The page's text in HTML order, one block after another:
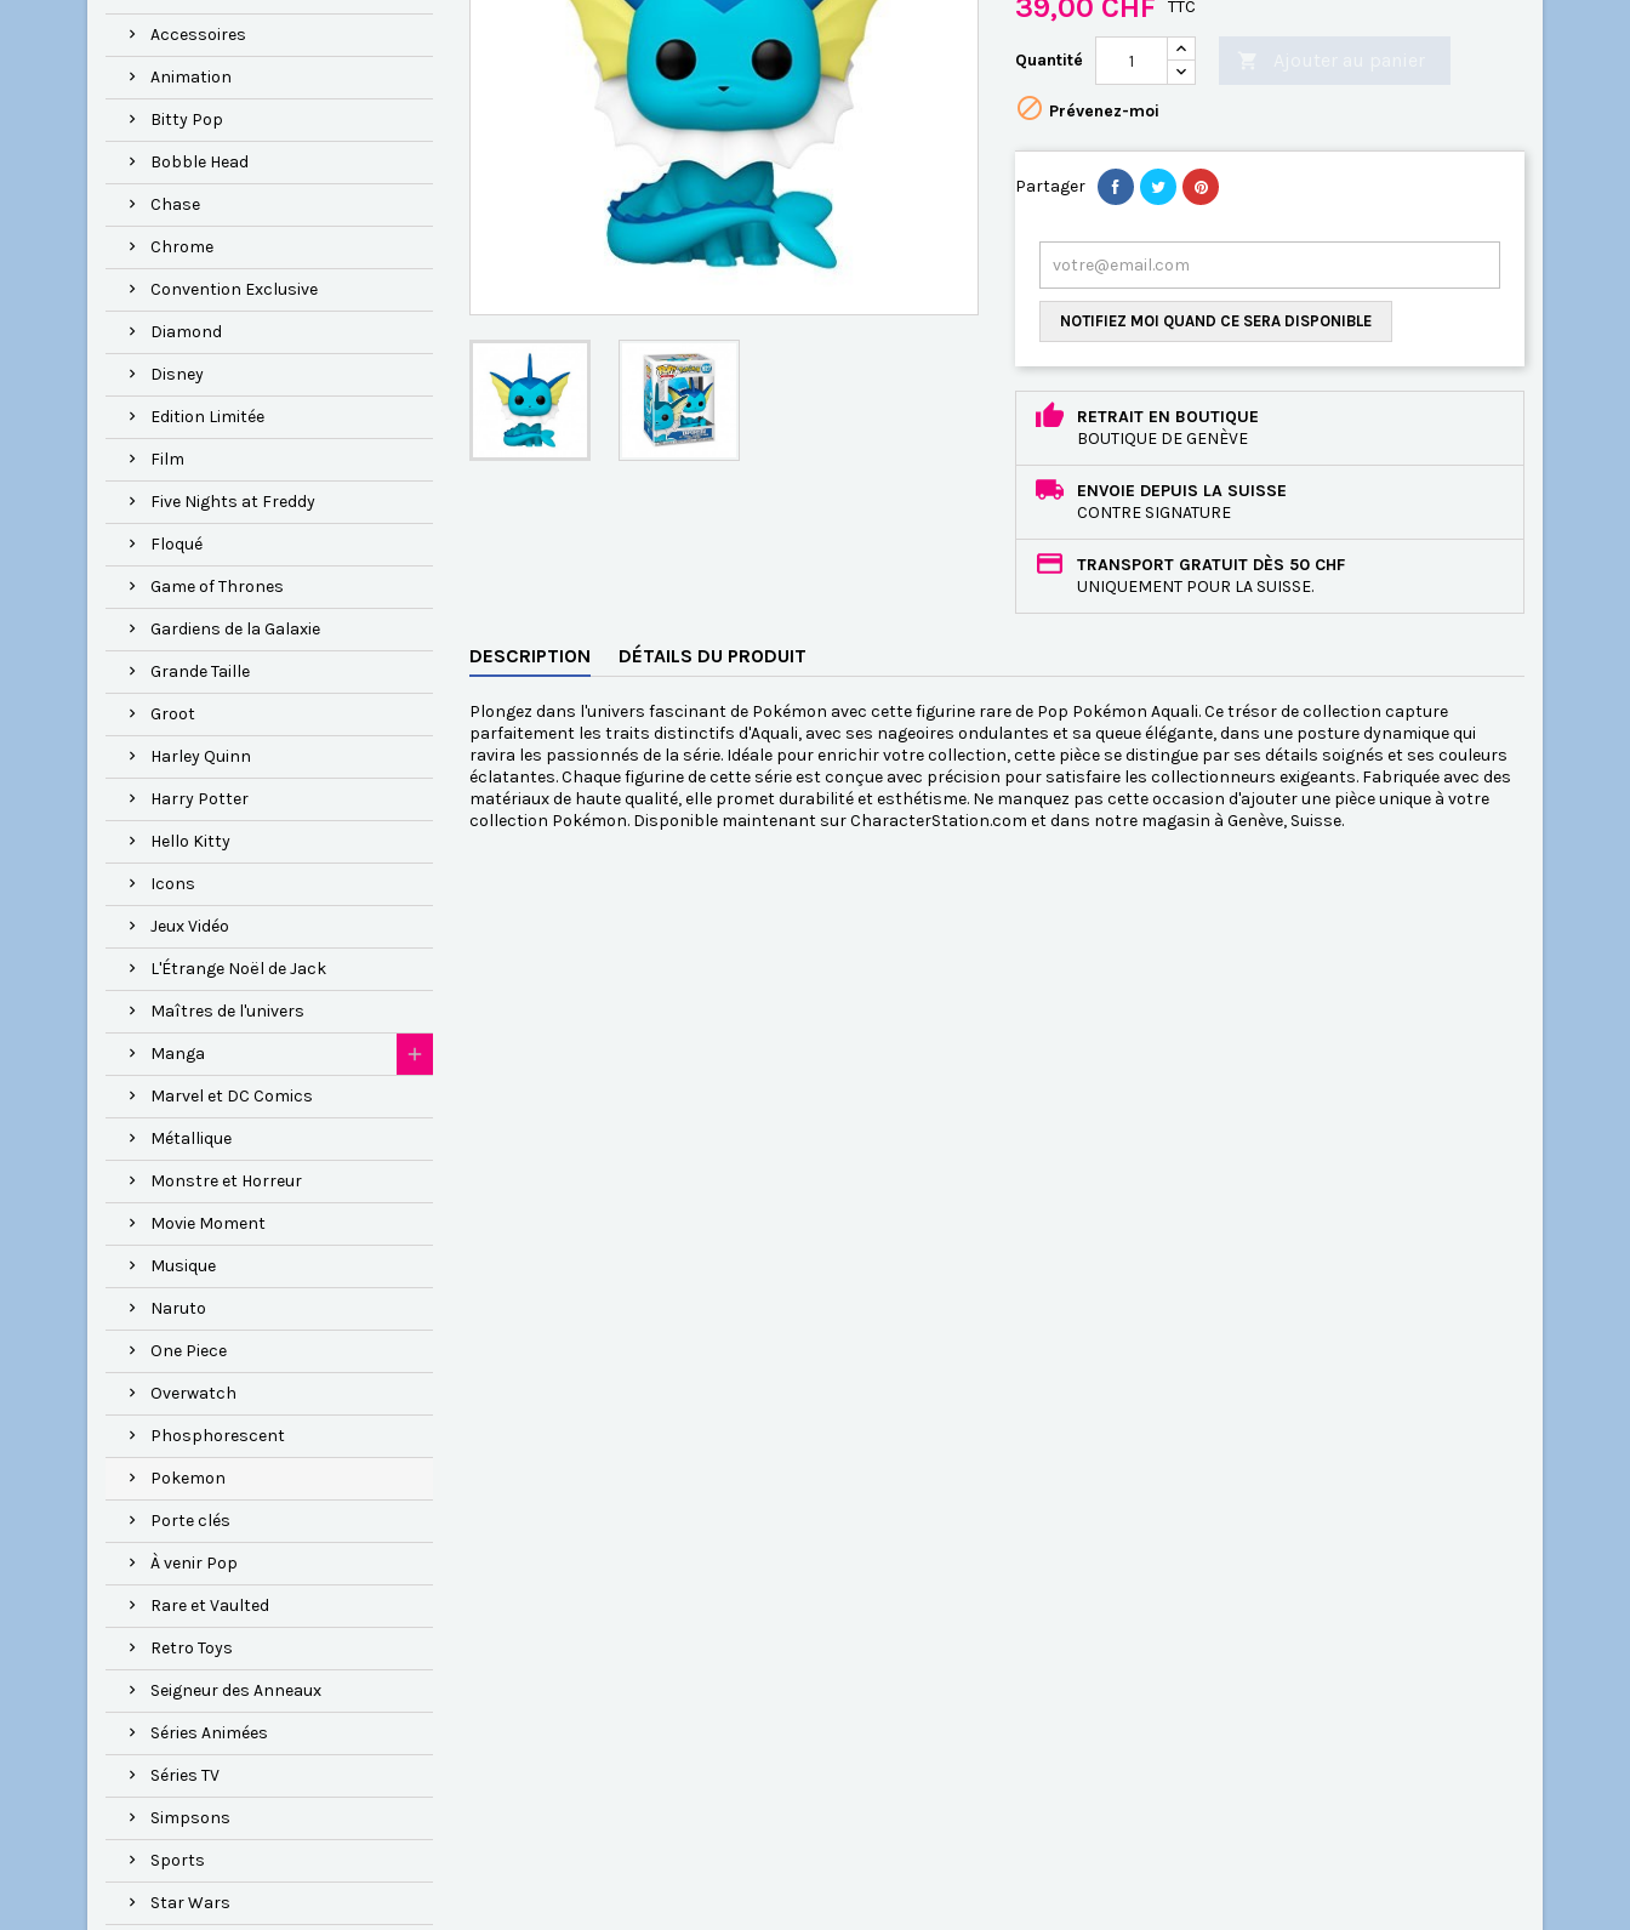
Accessoires
Animation
Bitty Pop
Bobble Head
Chase
Chrome
Convention Exclusive
Diamond
Disney
Edition Limitée
Film
Five Nights at Freddy
Floqué
Game of Thrones
Gardiens de la Galaxie
Grande Taille
Groot
Harley Quinn
Harry Potter
Hello Kitty
Icons
Jeux Vidéo
L'Étrange Noël de Jack
Maîtres de l'univers
Manga
Marvel et DC Comics
Métallique
Monstre et Horreur
Movie Moment
Musique
Naruto
One Piece
Overwatch
Phosphorescent
Pokemon
Porte clés
À venir Pop
Rare et Vaulted
Retro Toys
Seigneur des Anneaux
Séries Animées
Séries TV
Simpsons
Sports
Star Wars
39,00 CHF TTC
Quantité
 Prévenez-moi
Partager
NOTIFIEZ MOI QUAND CE SERA DISPONIBLE
RETRAIT EN BOUTIQUE
BOUTIQUE DE GENÈVE
ENVOIE DEPUIS LA SUISSE
CONTRE SIGNATURE
TRANSPORT GRATUIT DÈS 50 CHF
UNIQUEMENT POUR LA SUISSE.
DESCRIPTION DÉTAILS DU PRODUIT
Plongez dans l'univers fascinant de Pokémon avec cette figurine rare de Pop Pokémon Aquali. Ce trésor de collection capture
parfaitement les traits distinctifs d'Aquali, avec ses nageoires ondulantes et sa queue élégante, dans une posture dynamique qui
ravira les passionnés de la série. Idéale pour enrichir votre collection, cette pièce se distingue par ses détails soignés et ses couleurs
éclatantes. Chaque figurine de cette série est conçue avec précision pour satisfaire les collectionneurs exigeants. Fabriquée avec des
matériaux de haute qualité, elle promet durabilité et esthétisme. Ne manquez pas cette occasion d'ajouter une pièce unique à votre
collection Pokémon. Disponible maintenant sur CharacterStation.com et dans notre magasin à Genève, Suisse.